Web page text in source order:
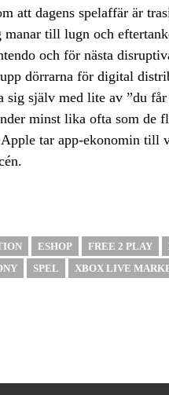
att dagens spelaffär är
manar till lugn och
och för nästa
dörrarna för digital
sig själv med lite av ”du
minst lika ofta som de
tar app-ekonomin till
ESHOP FREE 2 PLAY
SPEL XBOX LIVE